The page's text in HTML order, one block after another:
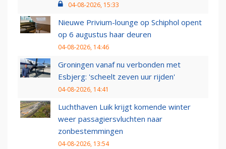
04-08-2026, 15:33
Nieuwe Privium-lounge op Schiphol opent
op 6 augustus haar deuren
04-08-2026, 14:46
Groningen vanaf nu verbonden met
Esbjerg: 'scheelt zeven uur rijden'
04-08-2026, 14:41
Luchthaven Luik krijgt komende winter
weer passagiersvluchten naar
zonbestemmingen
04-08-2026, 13:54